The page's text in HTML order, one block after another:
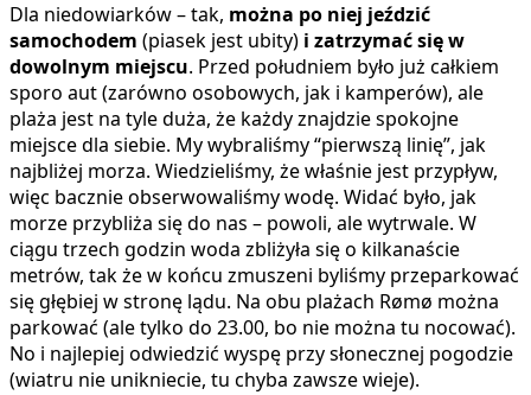
Dla niedowiarków – tak, można po niej jeździć
samochodem (piasek jest ubity) i zatrzymać się w
dowolnym miejscu. Przed południem było już całkiem
sporo aut (zarówno osobowych, jak i kamperów), ale
plaża jest na tyle duża, że każdy znajdzie spokojne
miejsce dla siebie. My wybraliśmy “pierwszą linię”, jak
najbliżej morza. Wiedzieliśmy, że właśnie jest przypływ,
więc bacznie obserwowaliśmy wodę. Widać było, jak
morze przybliża się do nas – powoli, ale wytrwale. W
ciągu trzech godzin woda zbliżyła się o kilkanaście
metrów, tak że w końcu zmuszeni byliśmy przeparkować
się głębiej w stronę lądu. Na obu plażach Rømø można
parkować (ale tylko do 23.00, bo nie można tu nocować).
No i najlepiej odwiedzić wyspę przy słonecznej pogodzie
(wiatru nie unikniecie, tu chyba zawsze wieje).